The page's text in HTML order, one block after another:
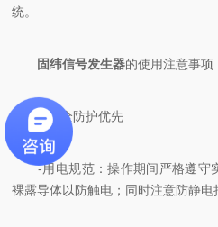
统。
固纬信号发生器的使用注意事项
1.安全防护优先
-用电规范：操作期间严格遵守
裸露导体以防触电；同时注意防静电